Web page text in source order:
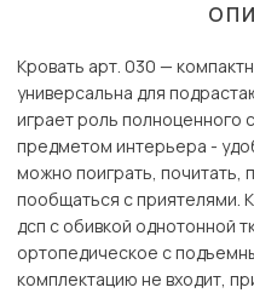
Кровать арт. 030 —
универсальна для
играет роль полноценного
предметом интерьера -
можно поиграть, почитать,
пообщаться с приятелями.
дсп с обивкой однотонной
ортопедическое с
комплектацию не входит,